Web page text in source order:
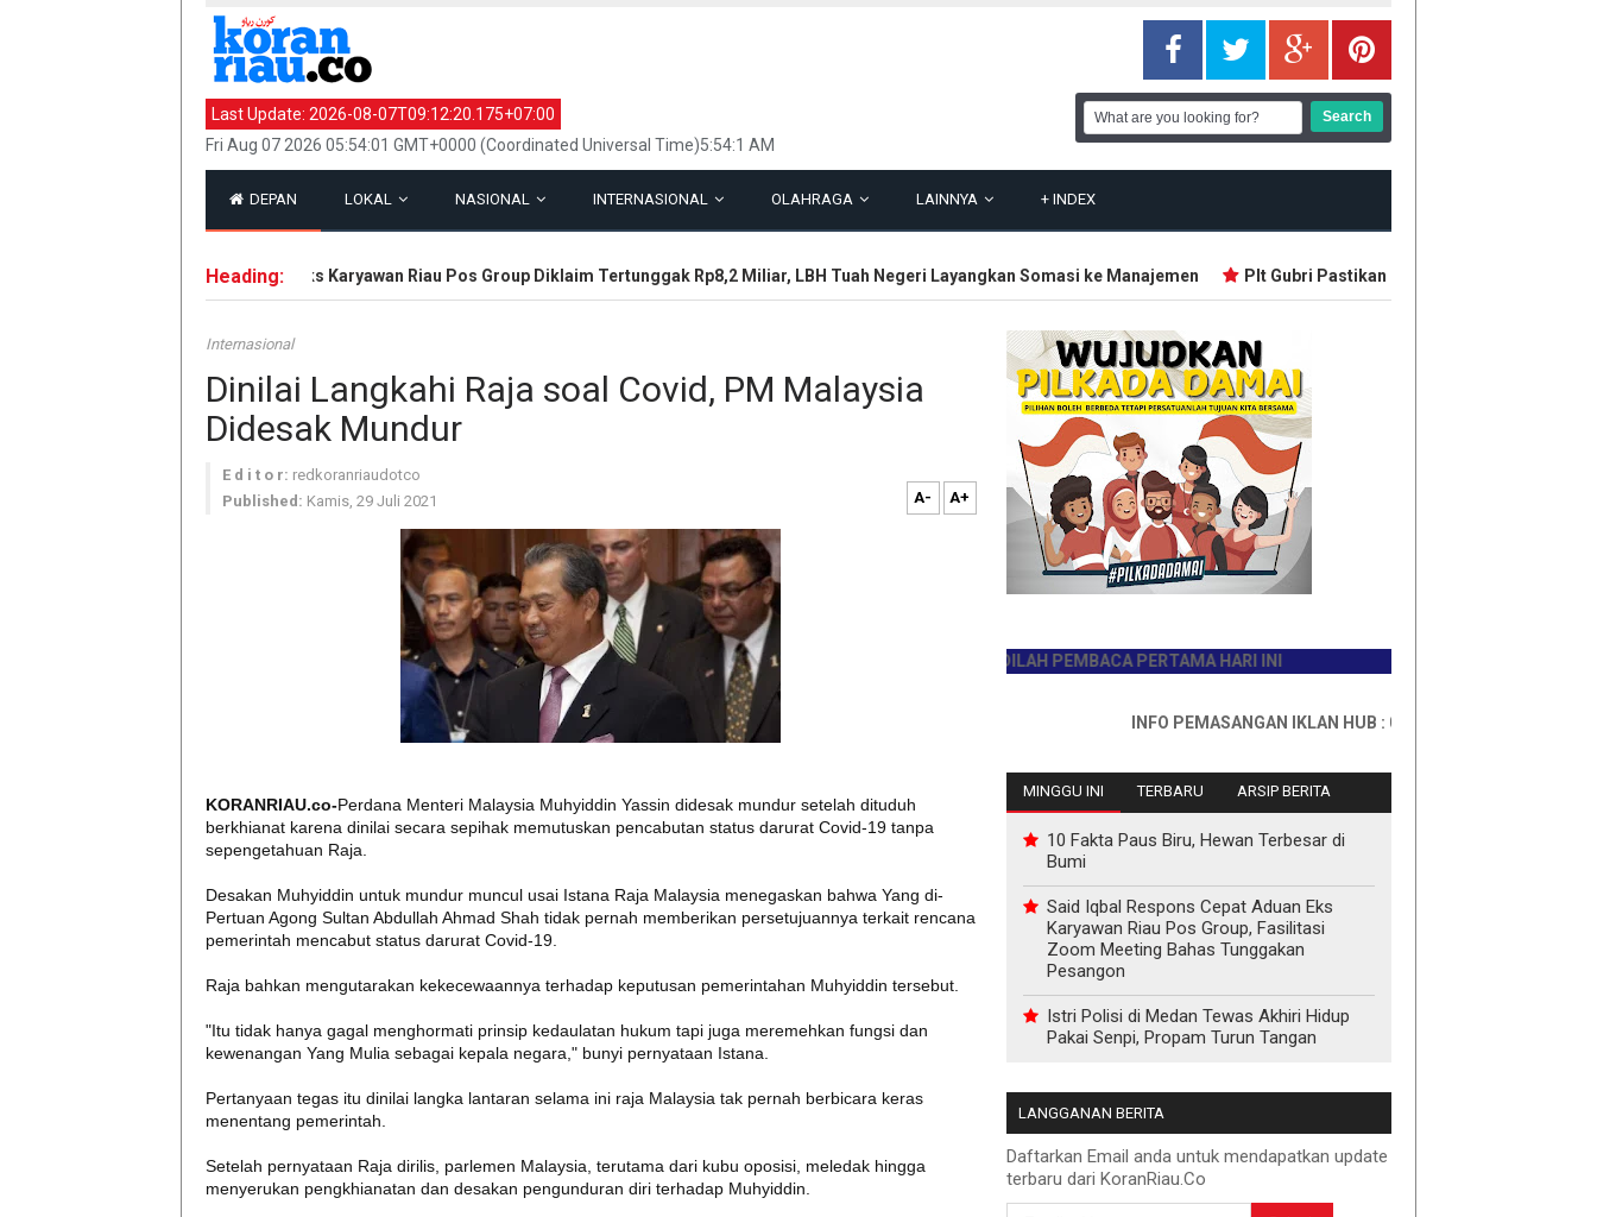
Last Update: 2026-08-07T09:12:20.175+07:00
Fri Aug 07 2026 05:54:01 GMT+0000 (Coordinated Universal Time)5:54:1 AM
DEPAN LOKAL NASIONAL INTERNASIONAL OLAHRAGA LAINNYA + INDEX
Heading:
Hak Eks Karyawan Riau Pos Group Diklaim Tertunggak Rp8,2 Miliar, LBH Tuah Negeri Layangkan Somasi ke Manajemen Plt Gubri Pastikan Karhutla Masih Terkendali
Internasional
Dinilai Langkahi Raja soal Covid, PM Malaysia
Didesak Mundur
E d i t o r: redkoranriaudotco
Published: Kamis, 29 Juli 2021 A- A+
KORANRIAU.co-Perdana Menteri Malaysia Muhyiddin Yassin didesak mundur setelah dituduh
berkhianat karena dinilai secara sepihak memutuskan pencabutan status darurat Covid-19 tanpa
sepengetahuan Raja.
Desakan Muhyiddin untuk mundur muncul usai Istana Raja Malaysia menegaskan bahwa Yang di-
Pertuan Agong Sultan Abdullah Ahmad Shah tidak pernah memberikan persetujuannya terkait rencana
pemerintah mencabut status darurat Covid-19.
Raja bahkan mengutarakan kekecewaannya terhadap keputusan pemerintahan Muhyiddin tersebut.
"Itu tidak hanya gagal menghormati prinsip kedaulatan hukum tapi juga meremehkan fungsi dan
kewenangan Yang Mulia sebagai kepala negara," bunyi pernyataan Istana.
Pertanyaan tegas itu dinilai langka lantaran selama ini raja Malaysia tak pernah berbicara keras
menentang pemerintah.
Setelah pernyataan Raja dirilis, parlemen Malaysia, terutama dari kubu oposisi, meledak hingga
menyerukan pengkhianatan dan desakan pengunduran diri terhadap Muhyiddin.
JADILAH PEMBACA PERTAMA HARI INI
INFO PEMASANGAN IKLAN HUB : 0811767335
MINGGU INI TERBARU ARSIP BERITA
10 Fakta Paus Biru, Hewan Terbesar di
Bumi
Said Iqbal Respons Cepat Aduan Eks
Karyawan Riau Pos Group, Fasilitasi
Zoom Meeting Bahas Tunggakan
Pesangon
Istri Polisi di Medan Tewas Akhiri Hidup
Pakai Senpi, Propam Turun Tangan
LANGGANAN BERITA
Daftarkan Email anda untuk mendapatkan update
terbaru dari KoranRiau.Co